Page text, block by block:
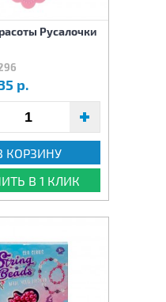
Русалочки
р.
КОРЗИНУ
В 1 КЛИК